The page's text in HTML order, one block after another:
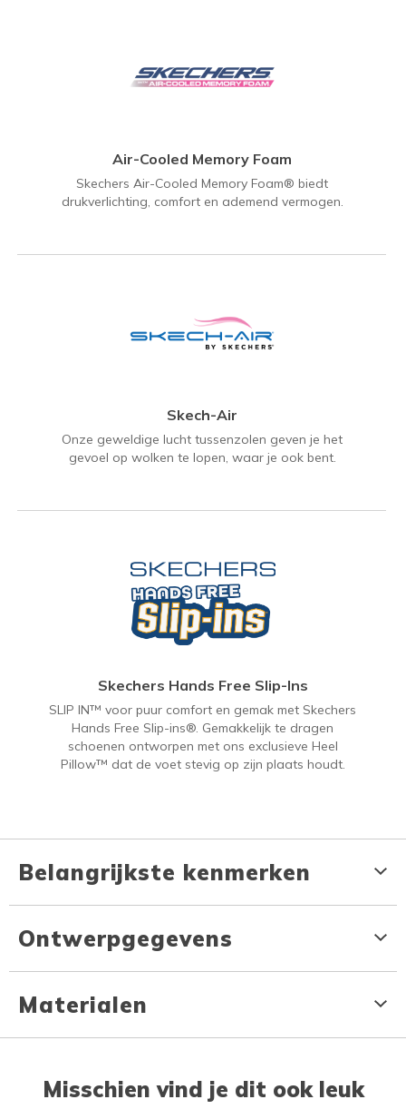
Air-Cooled Memory Foam
Skechers Air-Cooled Memory Foam® biedt
drukverlichting, comfort en ademend vermogen.
Skech-Air
Onze geweldige lucht tussenzolen geven je het
gevoel op wolken te lopen, waar je ook bent.
Skechers Hands Free Slip-Ins
SLIP IN™ voor puur comfort en gemak met Skechers
Hands Free Slip-ins®. Gemakkelijk te dragen
schoenen ontworpen met ons exclusieve Heel
Pillow™ dat de voet stevig op zijn plaats houdt.
Belangrijkste kenmerken
Ontwerpgegevens
Materialen
Misschien vind je dit ook leuk